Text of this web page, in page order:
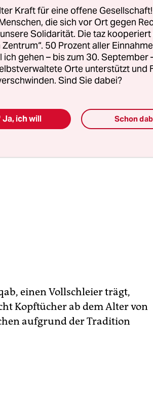
sagte, ich würde ihre Haare
erklärte die Lehrerin für
Die beiden Mädchen waren
einen Vollschleier trägt,
Kopftücher ab dem Alter von
aufgrund der Tradition
Kraft für eine offene
die sich vor Ort gegen
Solidarität. Die taz
50 Prozent aller
ich gehen – bis zum 30. September
Orte unterstützt und
Sind Sie dabei?
Ja, ich will Schon